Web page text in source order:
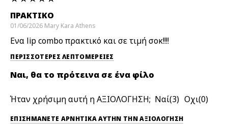
ΠΡΑΚΤΙΚΌ
01/06/2026 Mary Kara Athens
Ενα lip combo πρακτικό και σε τιμή σοκ!!!!
ΠΕΡΙΣΣΌΤΕΡΕΣ ΛΕΠΤΟΜΈΡΕΙΕΣ
Ναι, θα το πρότεινα σε ένα φίλο
Ήταν χρήσιμη αυτή η ΑΞΙΟΛΟΓΗΣΗ; 3 0
ΕΠΙΣΗΜΆΝΕΤΕ ΑΡΝΗΤΙΚΆ ΑΥΤΉΝ ΤΗΝ ΑΞΙΟΛΟΓΗΣΗ